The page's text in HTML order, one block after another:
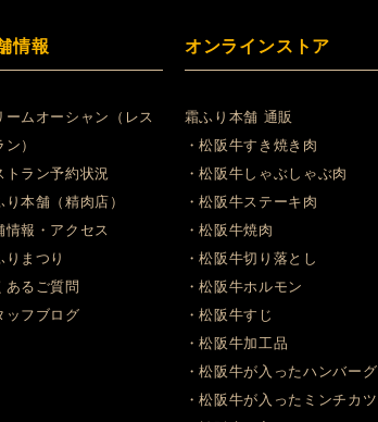
情報
ームオーシャン（レス
ン）
トラン予約状況
り本舗（精肉店）
情報・アクセス
りまつり
あるご質問
ッフブログ
オンラインストア
霜ふり本舗 通販
・松阪牛すき焼き肉
・松阪牛しゃぶしゃぶ肉
・松阪牛ステーキ肉
・松阪牛焼肉
・松阪牛切り落とし
・松阪牛ホルモン
・松阪牛すじ
・松阪牛加工品
・松阪牛が入ったハンバーグ
・松阪牛が入ったミンチカツ